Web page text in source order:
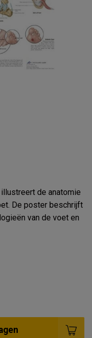
de anatomie
De poster beschrijft
van de voet en